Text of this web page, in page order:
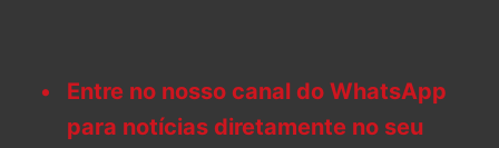
Entre no nosso canal do WhatsApp
para notícias diretamente no seu